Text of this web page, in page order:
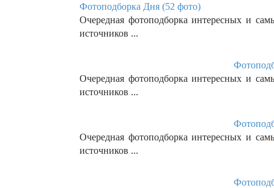
Фотоподборка Дня (52 фото)
Очередная фотоподборка интересных и
источников ...
Очередная фотоподборка интересных и
источников ...
Очередная фотоподборка интересных и
источников ...